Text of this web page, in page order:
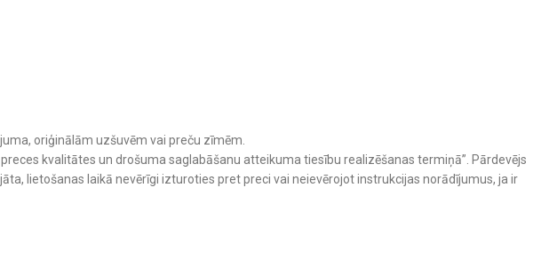
oriģinālām uzšuvēm vai preču zīmēm.
kvalitātes un drošuma saglabāšanu atteikuma tiesību realizēšanas termiņā”. Pārdevējs
lietošanas laikā nevērīgi izturoties pret preci vai neievērojot instrukcijas norādījumus, ja ir